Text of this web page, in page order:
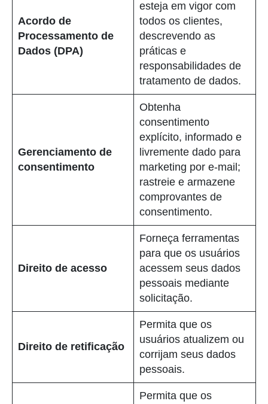
Acordo de
Processamento de
Dados (DPA)
esteja em vigor com
todos os clientes,
descrevendo as
práticas e
responsabilidades de
tratamento de dados.
Gerenciamento de
consentimento
Obtenha
consentimento
explícito, informado e
livremente dado para
marketing por e-mail;
rastreie e armazene
comprovantes de
consentimento.
Direito de acesso
Forneça ferramentas
para que os usuários
acessem seus dados
pessoais mediante
solicitação.
Direito de retificação
Permita que os
usuários atualizem ou
corrijam seus dados
pessoais.
Permita que os